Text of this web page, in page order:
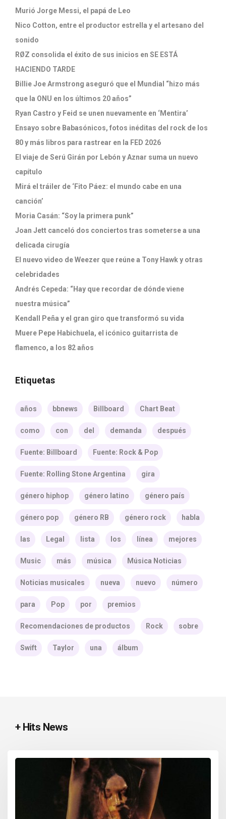
Murió Jorge Messi, el papá de Leo
Nico Cotton, entre el productor estrella y el artesano del
sonido
RØZ consolida el éxito de sus inicios en SE ESTÁ
HACIENDO TARDE
Billie Joe Armstrong aseguró que el Mundial “hizo más
que la ONU en los últimos 20 años”
Ryan Castro y Feid se unen nuevamente en ‘Mentira’
Ensayo sobre Babasónicos, fotos inéditas del rock de los
80 y más libros para rastrear en la FED 2026
El viaje de Serú Girán por Lebón y Aznar suma un nuevo
capítulo
Mirá el tráiler de ‘Fito Páez: el mundo cabe en una
canción’
Moria Casán: “Soy la primera punk”
Joan Jett canceló dos conciertos tras someterse a una
delicada cirugía
El nuevo video de Weezer que reúne a Tony Hawk y otras
celebridades
Andrés Cepeda: “Hay que recordar de dónde viene
nuestra música”
Kendall Peña y el gran giro que transformó su vida
Muere Pepe Habichuela, el icónico guitarrista de
flamenco, a los 82 años
Etiquetas
años bbnews Billboard Chart Beat
como con del demanda después
Fuente: Billboard Fuente: Rock & Pop
Fuente: Rolling Stone Argentina gira
género hiphop género latino género país
género pop género RB género rock habla
las Legal lista los línea mejores
Music más música Música Noticias
Noticias musicales nueva nuevo número
para Pop por premios
Recomendaciones de productos Rock sobre
Swift Taylor una álbum
+ Hits News